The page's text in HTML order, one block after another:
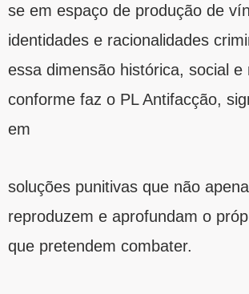
se em espaço de produção de
identidades e racionalidades
essa dimensão histórica, social e
conforme faz o PL Antifacção,
em
soluções punitivas que não
reproduzem e aprofundam o
que pretendem combater.